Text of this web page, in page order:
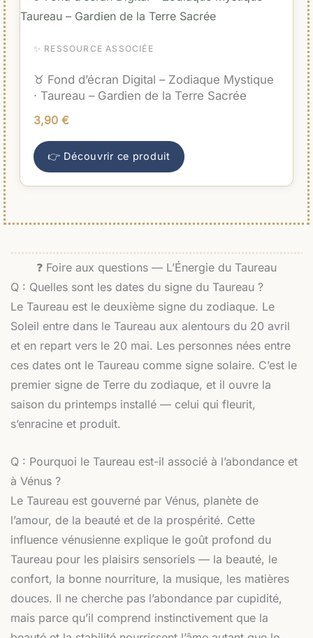
✨ RESSOURCE ASSOCIÉE
♉ Fond d’écran Digital – Zodiaque Mystique
· Taureau – Gardien de la Terre Sacrée
3,90 €
👉 Découvrir ce produit
❓ Foire aux questions — L’Énergie du Taureau
Q : Quelles sont les dates du signe du Taureau ?
Le Taureau est le deuxième signe du zodiaque. Le
Soleil entre dans le Taureau aux alentours du 20 avril
et en repart vers le 20 mai. Les personnes nées entre
ces dates ont le Taureau comme signe solaire. C’est le
premier signe de Terre du zodiaque, et il ouvre la
saison du printemps installé — celui qui fleurit,
s’enracine et produit.
Q : Pourquoi le Taureau est-il associé à l’abondance et
à Vénus ?
Le Taureau est gouverné par Vénus, planète de
l’amour, de la beauté et de la prospérité. Cette
influence vénusienne explique le goût profond du
Taureau pour les plaisirs sensoriels — la beauté, le
confort, la bonne nourriture, la musique, les matières
douces. Il ne cherche pas l’abondance par cupidité,
mais parce qu’il comprend instinctivement que la